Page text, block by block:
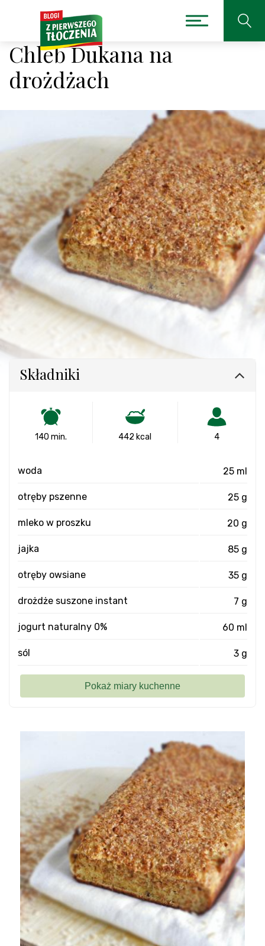
Chleb Dukana na
drożdżach
Składniki
140 min. 442 kcal 4
woda 25 ml
otręby pszenne 25 g
mleko w proszku 20 g
jajka 85 g
otręby owsiane 35 g
drożdże suszone instant 7 g
jogurt naturalny 0% 60 ml
sól 3 g